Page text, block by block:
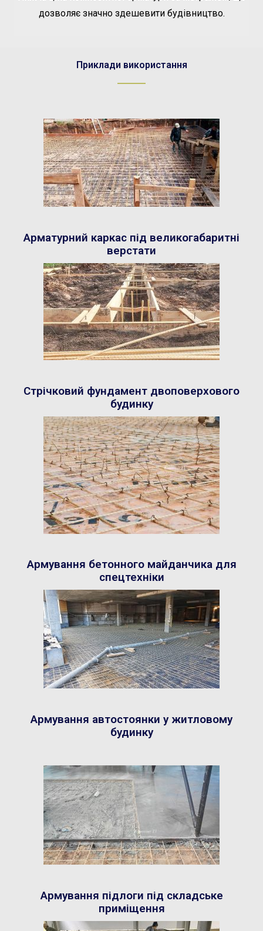
дозволяє значно здешевити будівництво.
Приклади використання
Арматурний каркас під великогабаритні
верстати
Стрічковий фундамент двоповерхового
будинку
Армування бетонного майданчика для
спецтехніки
Армування автостоянки у житловому
будинку
Армування підлоги під складське
приміщення